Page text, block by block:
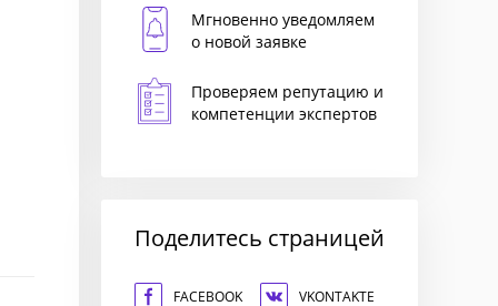
Мгновенно уведомляем
о новой заявке
Проверяем репутацию и
компетенции экспертов
Поделитесь страницей
FACEBOOK VKONTAKTE